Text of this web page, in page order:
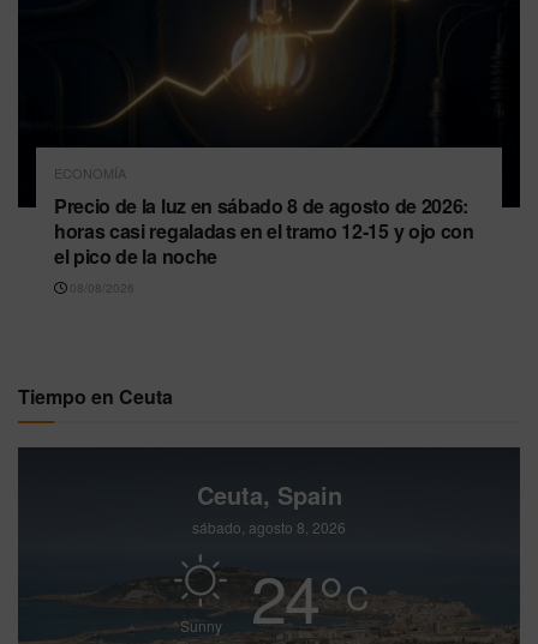
ECONOMÍA
Precio de la luz en sábado 8 de agosto de 2026:
horas casi regaladas en el tramo 12-15 y ojo con
el pico de la noche
08/08/2026
Tiempo en Ceuta
Ceuta, Spain
sábado, agosto 8, 2026
Sunny 24°C